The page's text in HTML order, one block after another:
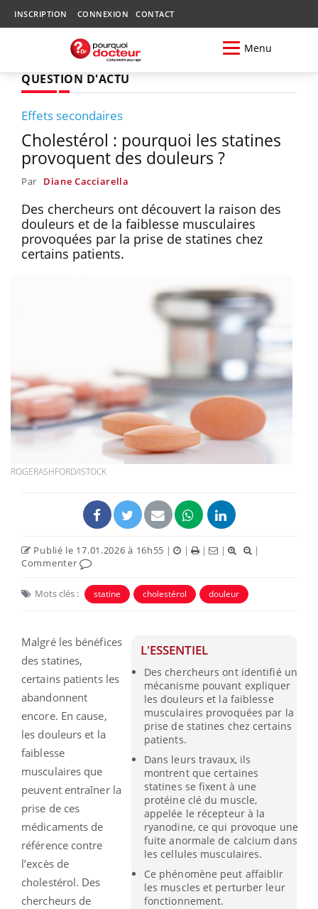
INSCRIPTION CONNEXION CONTACT
Menu
QUESTION D'ACTU
Effets secondaires
Cholestérol : pourquoi les statines
provoquent des douleurs ?
Par Diane Cacciarella
Des chercheurs ont découvert la raison des
douleurs et de la faiblesse musculaires
provoquées par la prise de statines chez
certains patients.
ROGERASHFORD/ISTOCK
Publié le 17.01.2026 à 16h55 | | | |
|
Commenter
Mots clés : statine cholestérol douleur
L'ESSENTIEL
Des chercheurs ont identifié un
mécanisme pouvant expliquer
les douleurs et la faiblesse
musculaires provoquées par la
prise de statines chez certains
patients.
Dans leurs travaux, ils
montrent que certaines
statines se fixent à une
protéine clé du muscle,
appelée le récepteur à la
ryanodine, ce qui provoque une
fuite anormale de calcium dans
les cellules musculaires.
Ce phénomène peut affaiblir
les muscles et perturber leur
fonctionnement.
Malgré les bénéfices
des statines,
certains patients les
abandonnent
encore. En cause,
les douleurs et la
faiblesse
musculaires que
peuvent entraîner la
prise de ces
médicaments de
référence contre
l’excès de
cholestérol. Des
chercheurs de